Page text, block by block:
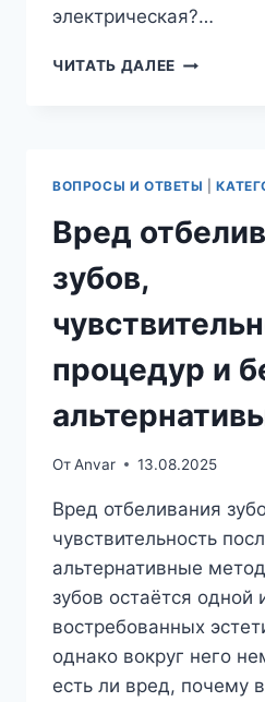
электрическая?…
ЧИТАТЬ ДАЛЕЕ КАК
ВОПРОСЫ И ОТВЕТЫ |
Вред
зубов,
процедур и
ОтAnvar 13.08.2025
Вред отбеливания
чувствительность
альтернативные
зубов остаётся одной
востребованных
однако вокруг него
есть ли вред, почему